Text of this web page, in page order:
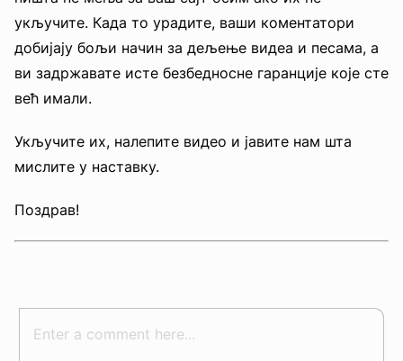
укључите. Када то урадите, ваши коментатори
добијају бољи начин за дељење видеа и песама, а
ви задржавате исте безбедносне гаранције које сте
већ имали.
Укључите их, налепите видео и јавите нам шта
мислите у наставку.
Поздрав!